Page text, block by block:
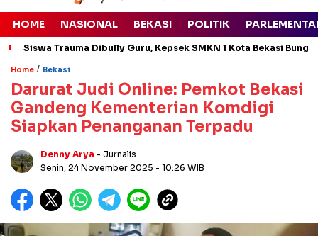
HOME NASIONAL BEKASI POLITIK
Siswa Trauma Dibully Guru, Kepsek SMKN 1 Kota Bekasi
Home / Bekasi
Darurat Judi Online: Pemkot Bekasi
Gandeng Kementerian Komdigi
Siapkan Penanganan Terpadu
Denny Arya - Jurnalis
Senin, 24 November 2025 - 10:26 WIB